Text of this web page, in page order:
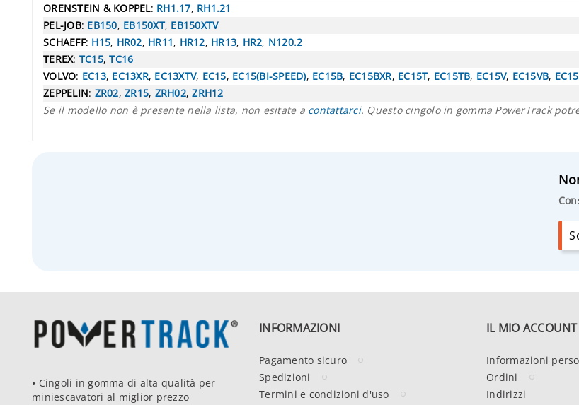
ORENSTEIN & KOPPEL: RH1.17, RH1.21
PEL-JOB: EB150, EB150XT, EB150XTV
SCHAEFF: H15, HR02, HR11, HR12, HR13, HR2, N120.2
TEREX: TC15,TC16
VOLVO: EC13, EC13XR, EC13XTV, EC15, EC15(BI-SPEED), EC15B, EC15BXR, EC15T, EC15TB, EC15V, EC15VB,
ZEPPELIN: ZR02, ZR15, ZRH02,ZRH12
Se il modello non è presente nella lista, non esitate a contattarci. Questo cingolo in gomma PowerTrack
• Cingoli in gomma di alta qualità per
miniescavatori al miglior prezzo
INFORMAZIONI
Pagamento sicuro
Spedizioni
Termini e condizioni d'uso
IL MIO ACCOUNT
Informazioni
Ordini
Indirizzi